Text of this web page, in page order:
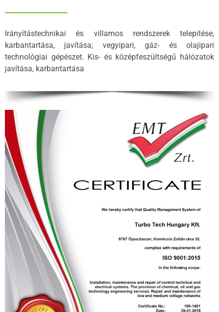
Irányítástechnikai és villamos rendszerek telepítése,
karbantartása, javítása; vegyipari, gáz- és olajipari
technológiai gépészet. Kis- és középfeszültségű hálózatok
javítása, karbantartása